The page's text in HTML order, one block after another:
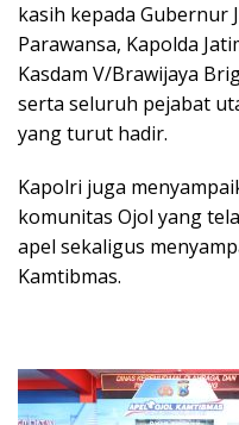
kasih kepada Gubernur
Parawansa, Kapolda
Kasdam V/Brawijaya
serta seluruh pejabat
yang turut hadir.
Kapolri juga
komunitas Ojol yang
apel sekaligus
Kamtibmas.